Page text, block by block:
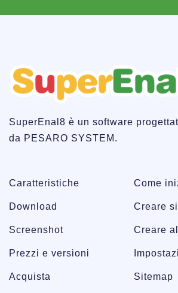
SuperEnal8 è un software
da PESARO SYSTEM.
Caratteristiche
Download
Screenshot
Prezzi e versioni
Acquista
Come
Creare
Creare
Sitemap